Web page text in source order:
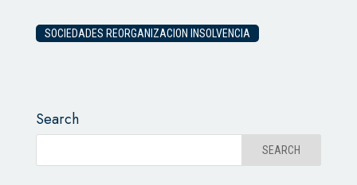
SOCIEDADES REORGANIZACION INSOLVENCIA
Search